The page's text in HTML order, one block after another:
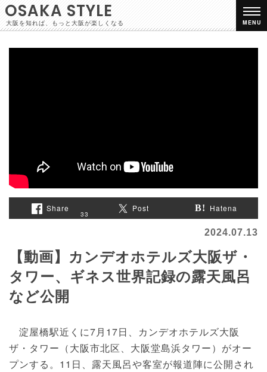
OSAKA STYLE
大阪を知れば、もっと大阪が楽しくなる MENU
Share
33
Post Hatena
2024.07.13
【動画】カンデオホテルズ大阪ザ・
タワー、ギネス世界記録の露天風呂
など公開
淀屋橋駅近くに7月17日、カンデオホテルズ大阪
ザ・タワー（大阪市北区、大阪堂島浜タワー）がオー
プンする。11日、露天風呂や客室が報道陣に公開され